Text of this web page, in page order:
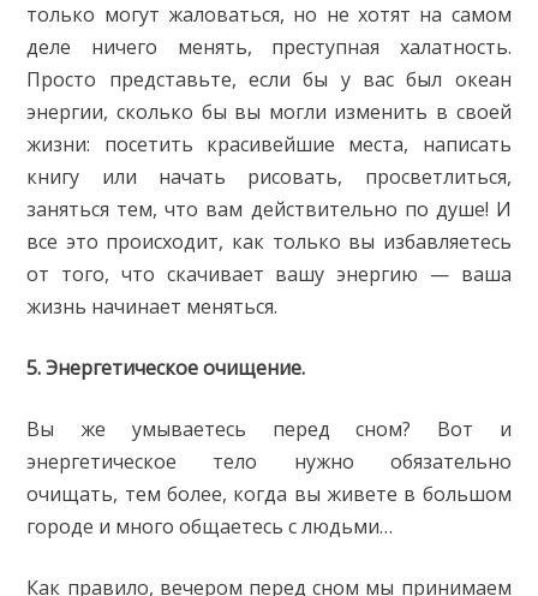
только могут жаловаться, но не хотят на самом
деле ничего менять, преступная халатность.
Просто представьте, если бы у вас был океан
энергии, сколько бы вы могли изменить в своей
жизни: посетить красивейшие места, написать
книгу или начать рисовать, просветлиться,
заняться тем, что вам действительно по душе! И
все это происходит, как только вы избавляетесь
от того, что скачивает вашу энергию — ваша
жизнь начинает меняться.
5. Энергетическое очищение.
Вы же умываетесь перед сном? Вот и
энергетическое тело нужно обязательно
очищать, тем более, когда вы живете в большом
городе и много общаетесь с людьми…
Как правило, вечером перед сном мы принимаем